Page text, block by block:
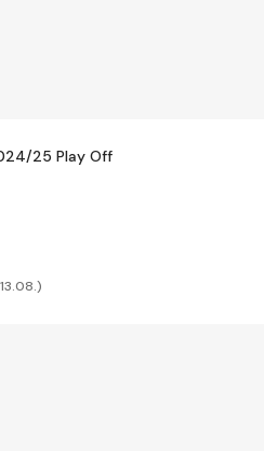
25 Play Off